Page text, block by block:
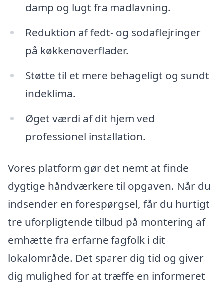
damp og lugt fra madlavning.
Reduktion af fedt- og sodaflejringer
på køkkenoverflader.
Støtte til et mere behageligt og sundt
indeklima.
Øget værdi af dit hjem ved
professionel installation.
Vores platform gør det nemt at finde
dygtige håndværkere til opgaven. Når du
indsender en forespørgsel, får du hurtigt
tre uforpligtende tilbud på montering af
emhætte fra erfarne fagfolk i dit
lokalområde. Det sparer dig tid og giver
dig mulighed for at træffe en informeret